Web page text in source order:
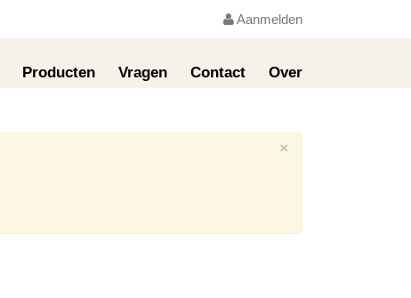
Aanmelden
Producten Vragen Contact Over
×